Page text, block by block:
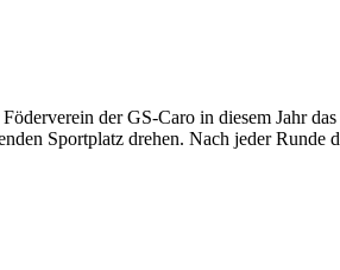
der GS-Caro in diesem Jahr
Sportplatz drehen. Nach jeder Runde